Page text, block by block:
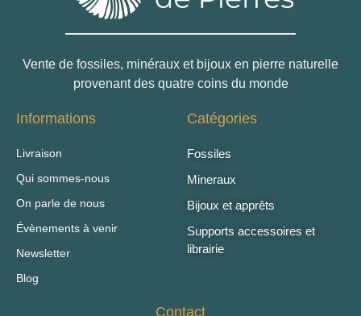
Vente de fossiles, minéraux et bijoux en pierre naturelle
provenant des quatre coins du monde
Informations
Livraison
Qui sommes-nous
On parle de nous
Évènements à venir
Newsletter
Blog
Catégories
Fossiles
Mineraux
Bijoux et apprêts
Supports accessoires et
librairie
Contact